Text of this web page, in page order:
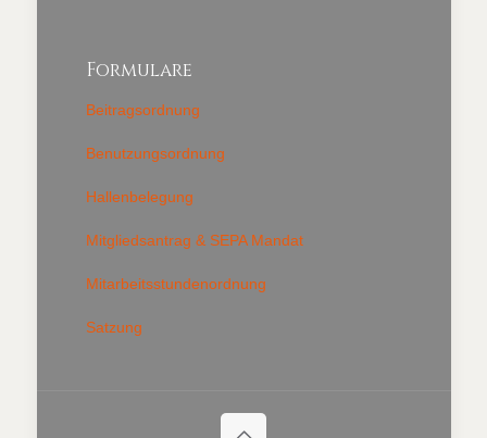
Formulare
Beitragsordnung
Benutzungsordnung
Hallenbelegung
Mitgliedsantrag & SEPA Mandat
Mitarbeitsstundenordnung
Satzung